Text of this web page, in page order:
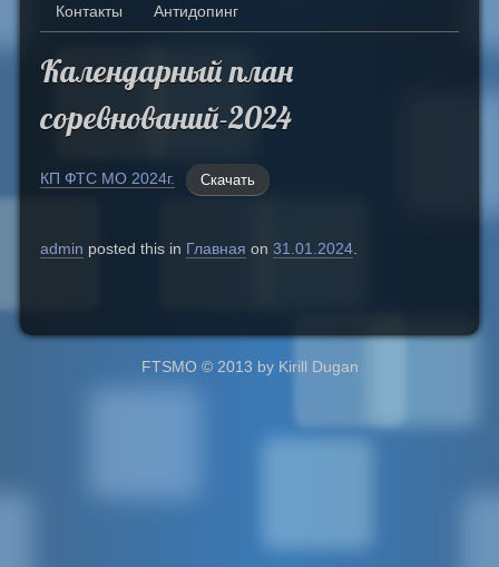
Контакты Антидопинг
Календарный план
соревнований-2024
КП ФТС МО 2024г. Скачать
admin posted this in Главная on 31.01.2024.
FTSMO © 2013 by Kirill Dugan